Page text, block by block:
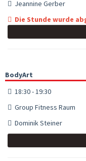
Jeannine Gerber
Die Stunde wurde
BodyArt
18:30 - 19:30
Group Fitness Raum
Dominik Steiner